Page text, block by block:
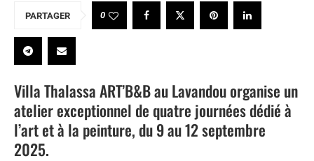
PARTAGER 0
Villa Thalassa ART’B&B au Lavandou organise un
atelier exceptionnel de quatre journées dédié à
l’art et à la peinture, du 9 au 12 septembre
2025.